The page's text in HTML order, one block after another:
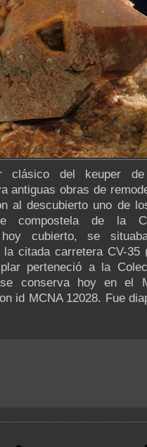
clásico del keuper de
antiguas obras de
al descubierto uno de
compostela de la
hoy cubierto, se
citada carretera CV-35
perteneció a la
conserva hoy en el
id MCNA 12028. Fue